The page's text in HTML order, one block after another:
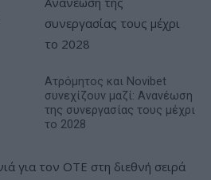
Ατρόμητος και Novibet
συνεχίζουν μαζί: Ανανέωση
της συνεργασίας τους μέχρι
το 2028